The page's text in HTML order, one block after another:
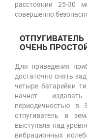
расстоянии 25-30
совершенно
ОЧЕНЬ
Для приведения
достаточно снять
четыре батарейки
начнет
периодичностью в
отпугиватель в
выступала над
вибрационных